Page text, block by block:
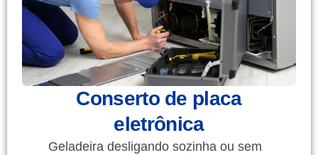
Conserto de placa
eletrônica
Geladeira desligando sozinha ou sem